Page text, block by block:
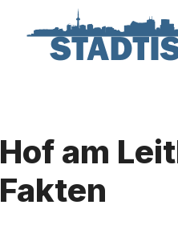
Hof am
Fakten